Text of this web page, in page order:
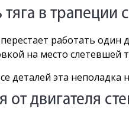
тяга в
работать
на место слетевшей
деталей эта
от двигателя